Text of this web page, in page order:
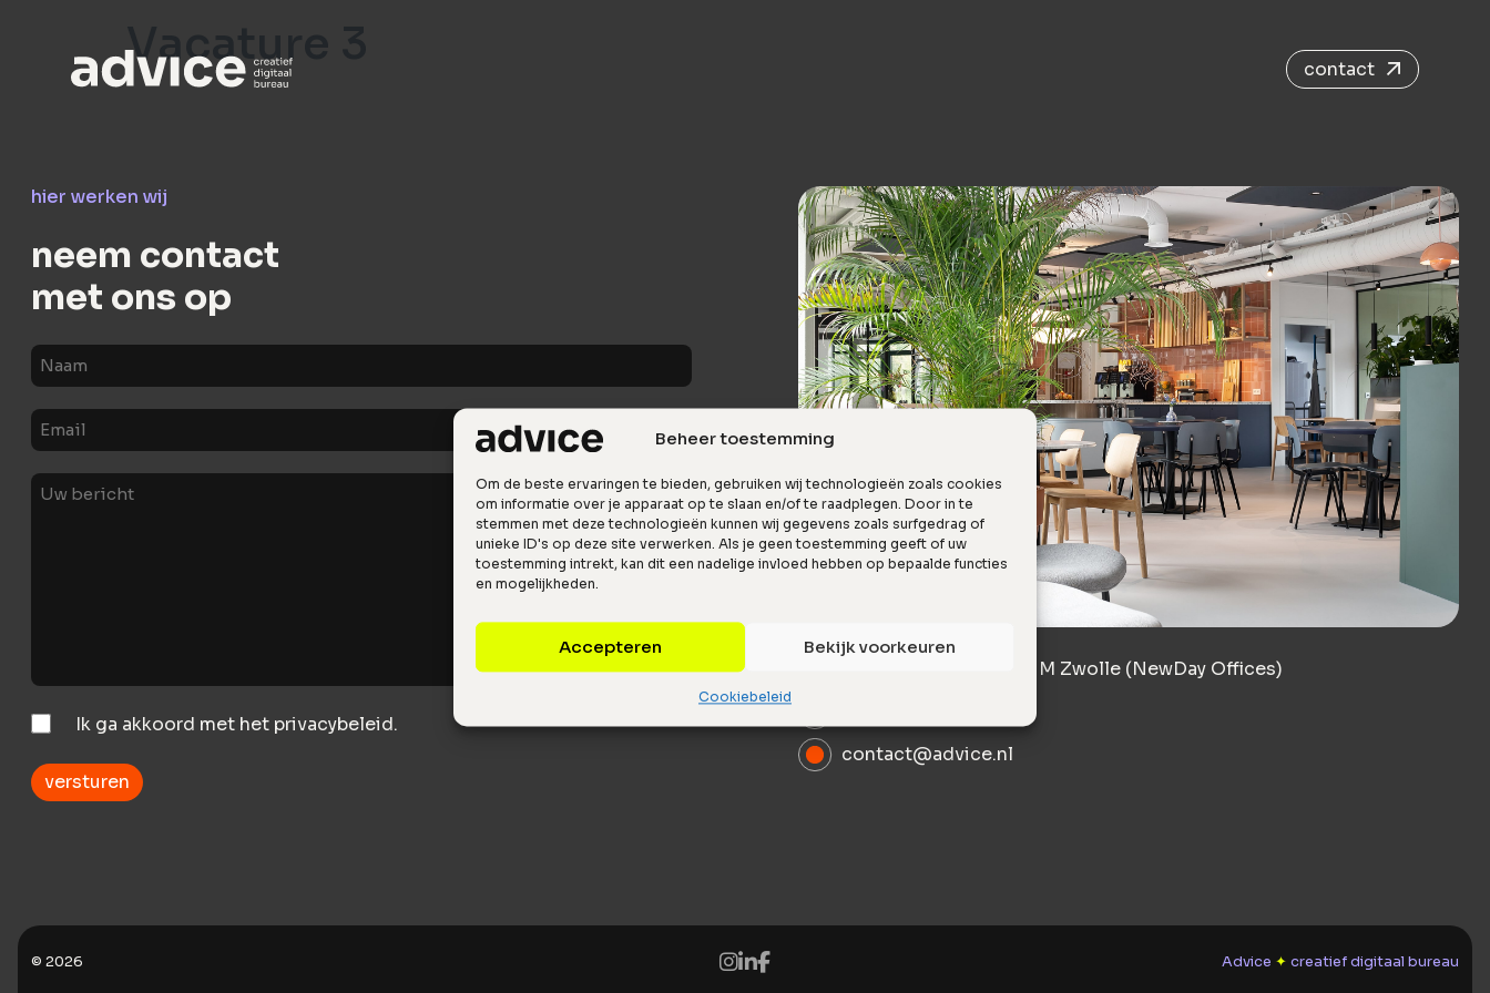
Beheer toestemming
Om de beste ervaringen te bieden, gebruiken wij technologieën zoals cookies
om informatie over je apparaat op te slaan en/of te raadplegen. Door in te
stemmen met deze technologieën kunnen wij gegevens zoals surfgedrag of
unieke ID's op deze site verwerken. Als je geen toestemming geeft of uw
toestemming intrekt, kan dit een nadelige invloed hebben op bepaalde functies
en mogelijkheden.
Accepteren Bekijk voorkeuren
Cookiebeleid
contact
Vacature 3
hier werken wij
neem contact
met ons op
Naam
E-
mail
Uw
Instemming
Ik ga akkoord met het privacybeleid.
Hanzelaan 351, 8017 JM Zwolle (NewDay Offices)
contact@advice.nl
© 2026 Advice ✦ creatief digitaal bureau